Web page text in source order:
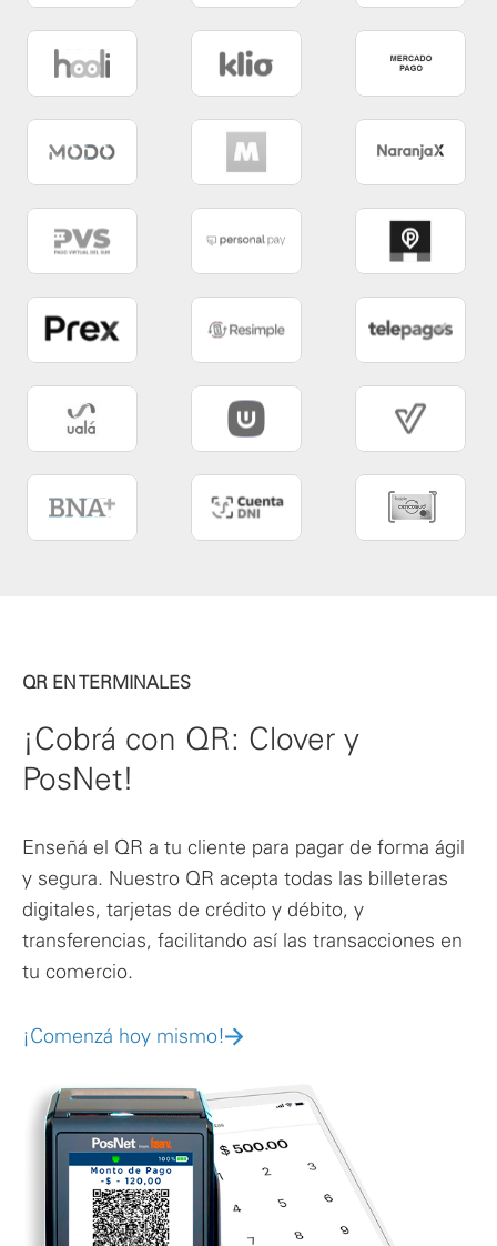
QR EN TERMINALES
¡Cobrá con QR: Clover y
PosNet!
Enseñá el QR a tu cliente para pagar de forma ágil
y segura. Nuestro QR acepta todas las billeteras
digitales, tarjetas de crédito y débito, y
transferencias, facilitando así las transacciones en
tu comercio.
¡Comenzá hoy mismo!